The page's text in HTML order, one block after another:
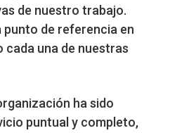
de nuestro trabajo.
de referencia en
cada una de nuestras
ha sido
puntual y completo,